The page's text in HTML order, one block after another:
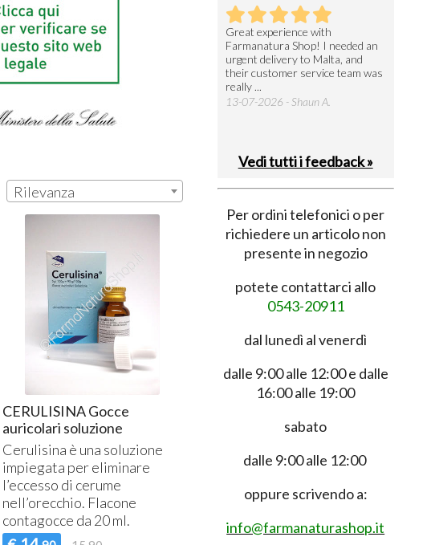
Rilevanza
CERULISINA Gocce
auricolari soluzione
Cerulisina è una soluzione
impiegata per eliminare
l’eccesso di cerume
nell’orecchio. Flacone
contagocce da 20 ml.
Tutto perfetto
27-07-2026 - Ruggero V.
Great experience with
Farmanatura Shop! I needed an
urgent delivery to Malta, and
their customer service team was
really ...
13-07-2026 - Shaun A.
Vedi tutti i feedback »
Per ordini telefonici o per
richiedere un articolo non
presente in negozio
potete contattarci allo
0543-20911
dal lunedì al venerdì
dalle 9:00 alle 12:00 e dalle
16:00 alle 19:00
sabato
dalle 9:00 alle 12:00
oppure scrivendo a:
info@farmanaturashop.it